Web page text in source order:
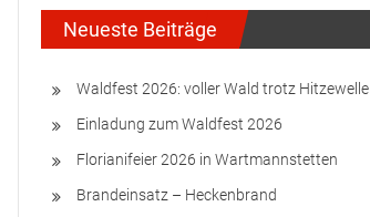
Neueste Beiträge
Waldfest 2026: voller Wald trotz Hitzewelle
Einladung zum Waldfest 2026
Florianifeier 2026 in Wartmannstetten
Brandeinsatz – Heckenbrand